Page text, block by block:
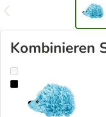
Kombinieren
KONG Puppy